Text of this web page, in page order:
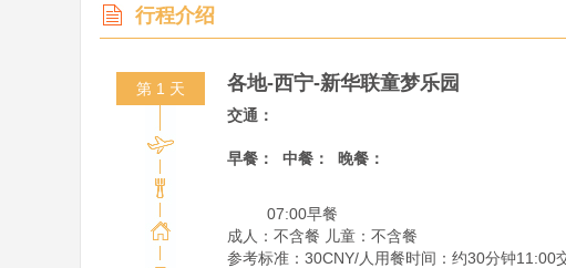
行程介绍
第 1 天 各地-西宁-新华联童梦乐园
交通：
早餐： 中餐： 晚餐：
成人：不含餐 儿童：不含餐
参考标准：30CNY/人用餐时间：约30分钟11:00